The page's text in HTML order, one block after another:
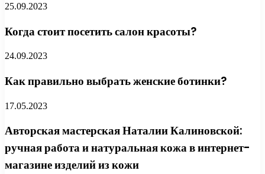
25.09.2023
Когда стоит посетить салон красоты?
24.09.2023
Как правильно выбрать женские ботинки?
17.05.2023
Авторская мастерская Наталии Калиновской:
ручная работа и натуральная кожа в интернет-
магазине изделий из кожи